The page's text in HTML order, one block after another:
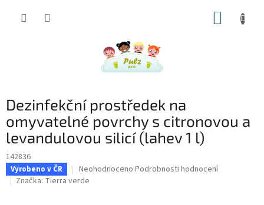
Dezinfekční prostředek na
omyvatelné povrchy s citronovou a
levandulovou silicí (lahev 1 l)
142836
Vyrobeno v ČR
Průměrné
hodnocení
Neohodnoceno Podrobnosti hodnocení
Značka: Tierra verde